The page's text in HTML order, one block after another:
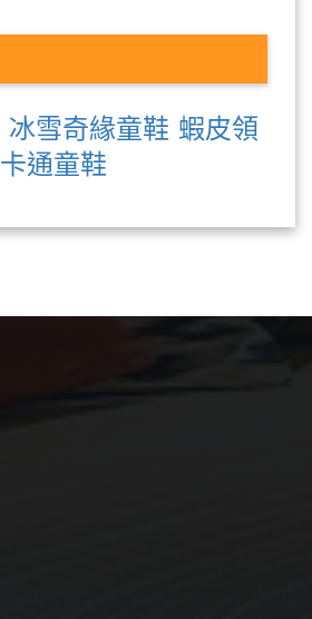
冰雪奇緣童鞋 蝦皮領
卡通童鞋